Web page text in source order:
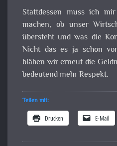
Stattdessen muss ich
machen, ob unser
übersteht und was die
Nicht das es ja schon
blähen wir erneut die
bedeutend mehr Respekt.
Teilen mit:
Drucken E-Mail